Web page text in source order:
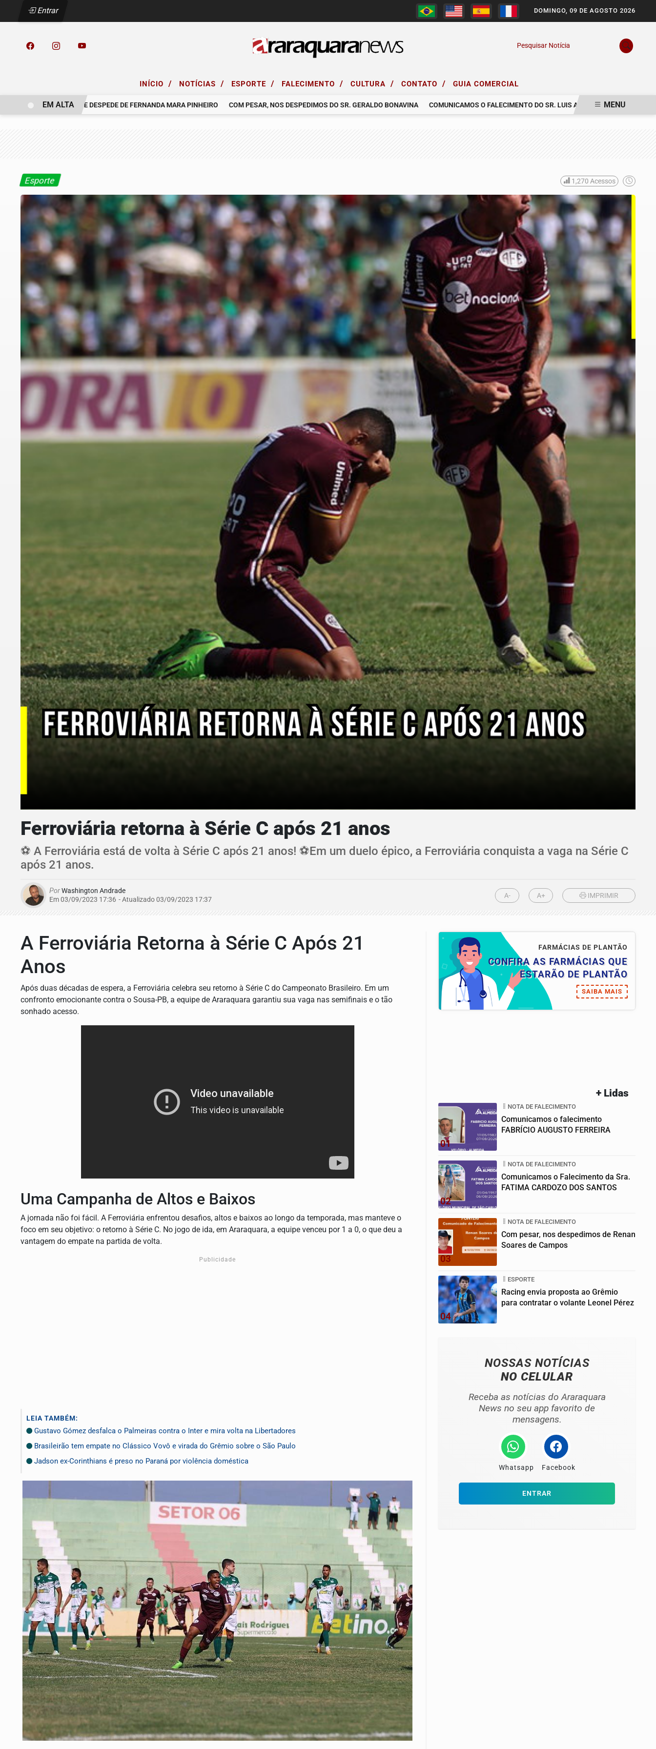
Entrar DOMINGO, 09 DE AGOSTO 2026
Pesquisar Notícia
INÍCIO / NOTÍCIAS / ESPORTE / FALECIMENTO / CULTURA / CONTATO / GUIA COMERCIAL
O GRUPO SINSEF SE DESPEDE DE FERNANDA MARA PINHEIRO COM PESAR, NOS DESPEDIMOS DO SR. GERALDO BONAVINA COMUNICAMOS O FALECIMENTO DO SR. LUIS ARNALDO FIRMIANO TEIXEIRA
EM ALTA MENU
Esporte 1,270 Acessos
Ferroviária retorna à Série C após 21 anos
⚽ A Ferroviária está de volta à Série C após 21 anos! ⚽Em um duelo épico, a Ferroviária conquista a vaga na Série C
após 21 anos.
PorWashington Andrade
Em 03/09/2023 17:36 - Atualizado03/09/2023 17:37 A- A+ IMPRIMIR
A Ferroviária Retorna à Série C Após 21
Anos
Após duas décadas de espera, a Ferroviária celebra seu retorno à Série C do Campeonato Brasileiro. Em um
confronto emocionante contra o Sousa-PB, a equipe de Araraquara garantiu sua vaga nas semifinais e o tão
sonhado acesso.
Uma Campanha de Altos e Baixos
A jornada não foi fácil. A Ferroviária enfrentou desafios, altos e baixos ao longo da temporada, mas manteve o
foco em seu objetivo: o retorno à Série C. No jogo de ida, em Araraquara, a equipe venceu por 1 a 0, o que deu a
vantagem do empate na partida de volta.
Publicidade
LEIA TAMBÉM:
Gustavo Gómez desfalca o Palmeiras contra o Inter e mira volta na Libertadores
Brasileirão tem empate no Clássico Vovô e virada do Grêmio sobre o São Paulo
Jadson ex-Corinthians é preso no Paraná por violência doméstica
FARMÁCIAS DE PLANTÃO
CONFIRA AS FARMÁCIAS QUE
ESTARÃO DE PLANTÃO
SAIBA MAIS
+ Lidas
01
NOTA DE FALECIMENTO
Comunicamos o falecimento
FABRÍCIO AUGUSTO FERREIRA
02
NOTA DE FALECIMENTO
Comunicamos o Falecimento da Sra.
FATIMA CARDOZO DOS SANTOS
03
NOTA DE FALECIMENTO
Com pesar, nos despedimos de Renan
Soares de Campos
04
ESPORTE
Racing envia proposta ao Grêmio
para contratar o volante Leonel Pérez
NOSSAS NOTÍCIAS
NO CELULAR
Receba as notícias do Araraquara
News no seu app favorito de
mensagens.
Whatsapp Facebook
ENTRAR